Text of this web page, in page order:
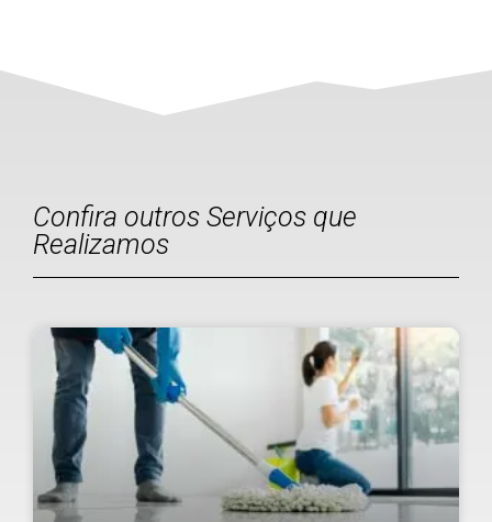
Confira outros Serviços que
Realizamos